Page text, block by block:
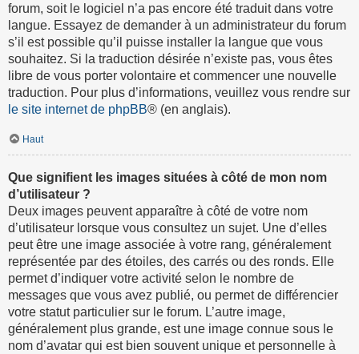
forum, soit le logiciel n’a pas encore été traduit dans votre
langue. Essayez de demander à un administrateur du forum
s’il est possible qu’il puisse installer la langue que vous
souhaitez. Si la traduction désirée n’existe pas, vous êtes
libre de vous porter volontaire et commencer une nouvelle
traduction. Pour plus d’informations, veuillez vous rendre sur
le site internet de phpBB® (en anglais).
Haut
Que signifient les images situées à côté de mon nom
d’utilisateur ?
Deux images peuvent apparaître à côté de votre nom
d’utilisateur lorsque vous consultez un sujet. Une d’elles
peut être une image associée à votre rang, généralement
représentée par des étoiles, des carrés ou des ronds. Elle
permet d’indiquer votre activité selon le nombre de
messages que vous avez publié, ou permet de différencier
votre statut particulier sur le forum. L’autre image,
généralement plus grande, est une image connue sous le
nom d’avatar qui est bien souvent unique et personnelle à